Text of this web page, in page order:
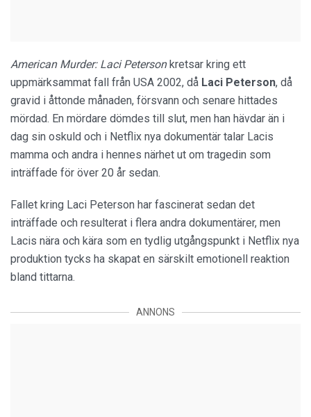
American Murder: Laci Petersonkretsar kring ett
uppmärksammat fall från USA 2002, då Laci Peterson, då
gravid i åttonde månaden, försvann och senare hittades
mördad. En mördare dömdes till slut, men han hävdar än i
dag sin oskuld och i Netflix nya dokumentär talar Lacis
mamma och andra i hennes närhet ut om tragedin som
inträffade för över 20 år sedan.
Fallet kring Laci Peterson har fascinerat sedan det
inträffade och resulterat i flera andra dokumentärer, men
Lacis nära och kära som en tydlig utgångspunkt i Netflix nya
produktion tycks ha skapat en särskilt emotionell reaktion
bland tittarna.
ANNONS